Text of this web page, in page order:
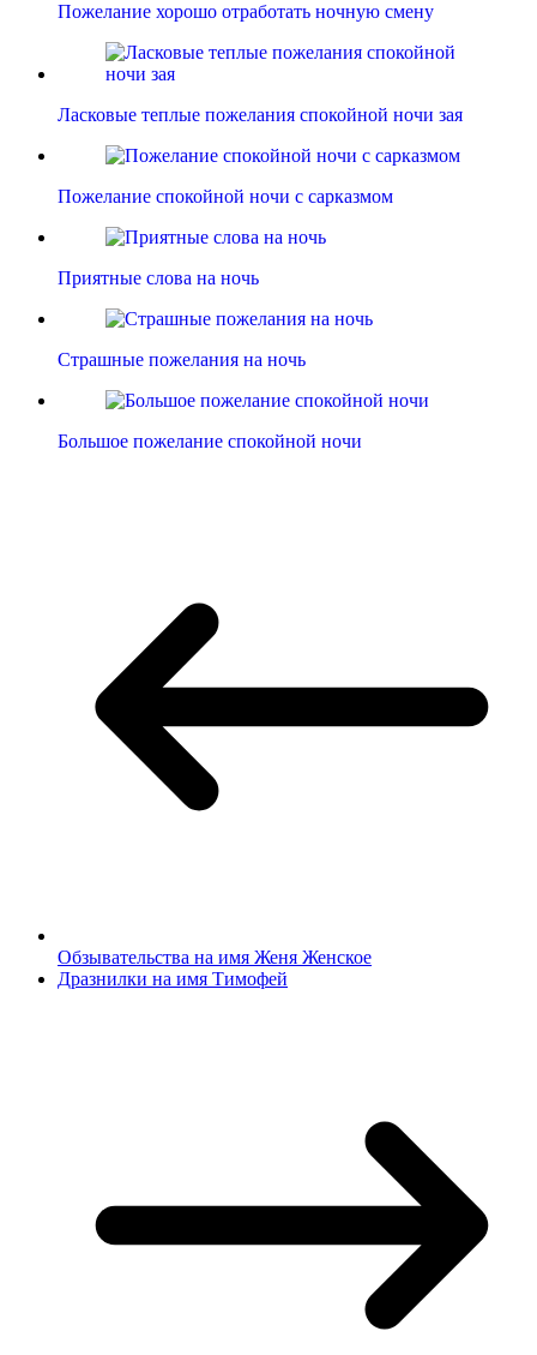
Пожелание хорошо отработать ночную смену
Ласковые теплые пожелания спокойной ночи зая
Пожелание спокойной ночи с сарказмом
Приятные слова на ночь
Страшные пожелания на ночь
Большое пожелание спокойной ночи
Обзывательства на имя Женя Женское
Дразнилки на имя Тимофей